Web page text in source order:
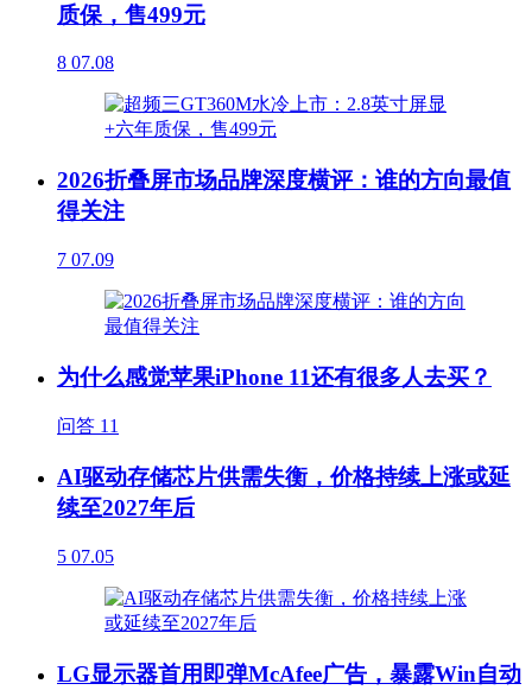
质保，售499元
8 07.08
2026折叠屏市场品牌深度横评：谁的方向最值
得关注
7 07.09
为什么感觉苹果iPhone 11还有很多人去买？
问答 11
AI驱动存储芯片供需失衡，价格持续上涨或延
续至2027年后
5 07.05
LG显示器首用即弹McAfee广告，暴露Win自动